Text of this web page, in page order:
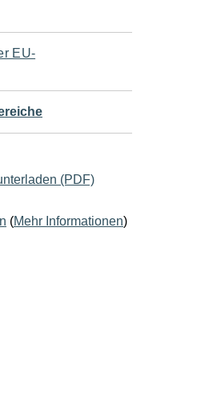
EU-
(PDF)
(Mehr Informationen)